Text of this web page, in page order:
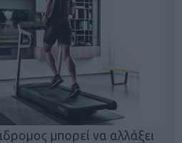
μπορεί να αλλάξει